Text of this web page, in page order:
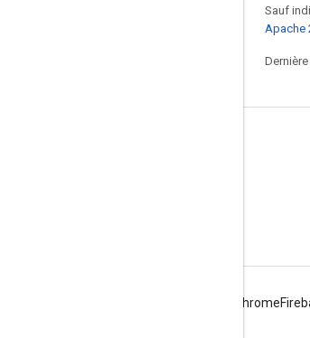
Sauf
Apache
Chrome